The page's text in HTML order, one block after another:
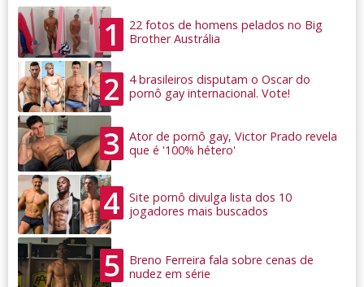
1
22 fotos de homens pelados no Big
Brother Austrália
2
4 brasileiros disputam o Oscar do
pornô gay internacional. Vote!
3
Ator de pornô gay, Victor Prado revela
que é '100% hétero'
4
Site pornô divulga lista dos 10
jogadores mais buscados
5
Breno Ferreira fala sobre cenas de
nudez em série